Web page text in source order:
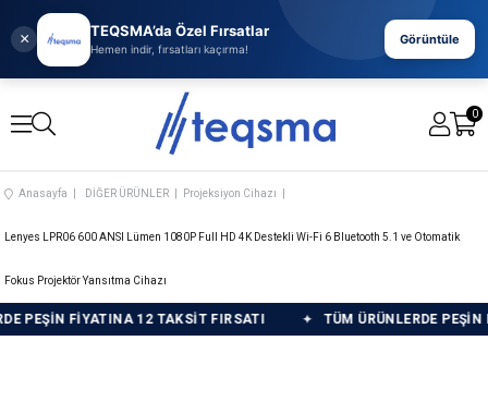
× TEQSMA’da Özel Fırsatlar
Hemen indir, fırsatları kaçırma!
Görüntüle
0
Anasayfa DİĞER ÜRÜNLER Projeksiyon Cihazı
Lenyes LPR06 600 ANSI Lümen 1080P Full HD 4K Destekli Wi-Fi 6 Bluetooth 5.1 ve Otomatik
Fokus Projektör Yansıtma Cihazı
FİYATINA 12 TAKSİT FIRSATI TÜM ÜRÜNLERDE PEŞİN